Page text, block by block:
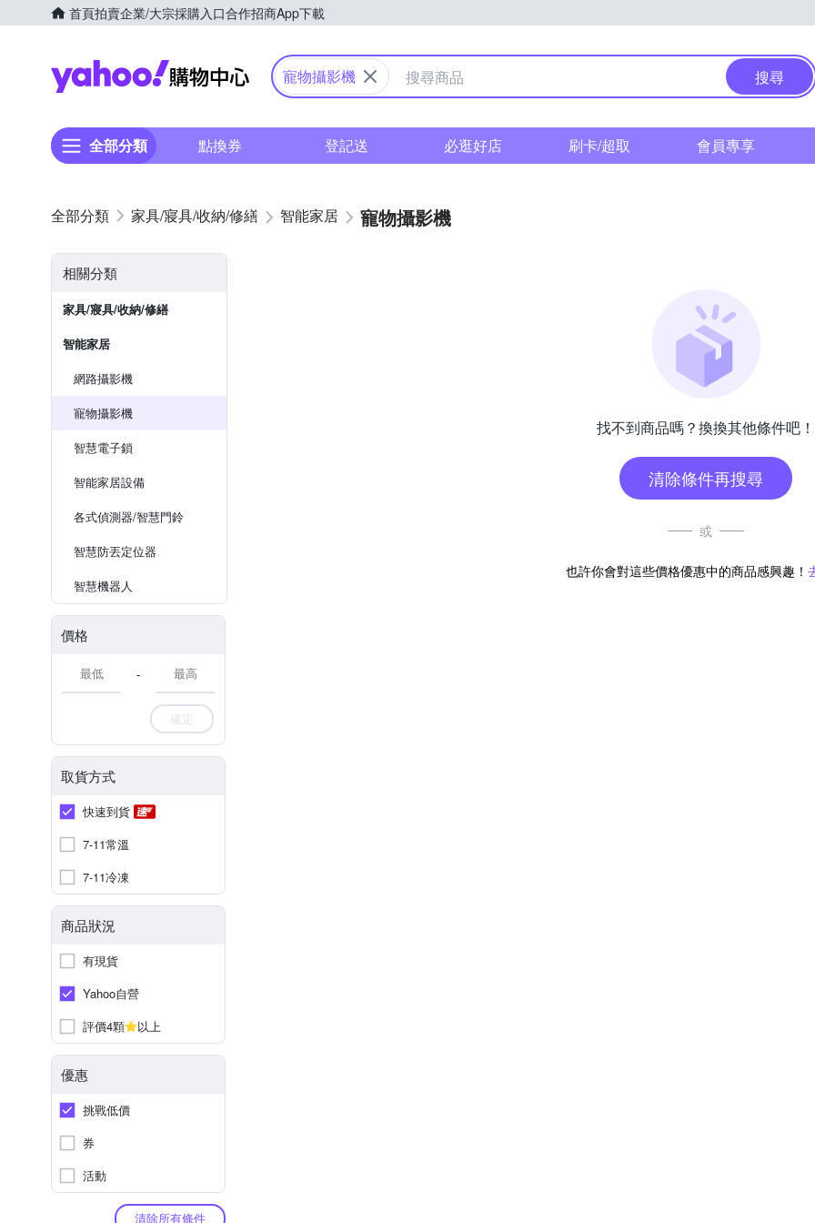
首頁拍賣企業/大宗採購入口合作招商App下載
Yahoo購物中心
寵物攝影機 搜尋
全部分類 點換券 登記送 必逛好店 刷卡/超取 會員專享
家具/寢具/收納/修繕 智能家居 寵物攝影機
相關分類
家具/寢具/收納/修繕
智能家居
網路攝影機
寵物攝影機
智慧電子鎖
智能家居設備
各式偵測器/智慧門鈴
智慧防丟定位器
智慧機器人
價格
-
確定
取貨方式
快速到貨
7-11常溫
7-11冷凍
商品狀況
有現貨
Yahoo自營
評價4顆
以上
優惠
挑戰低價
券
活動
清除所有條件
找不到商品嗎？換換其他條件吧！
清除條件再搜尋
或
也許你會對這些價格優惠中的商品感興趣！